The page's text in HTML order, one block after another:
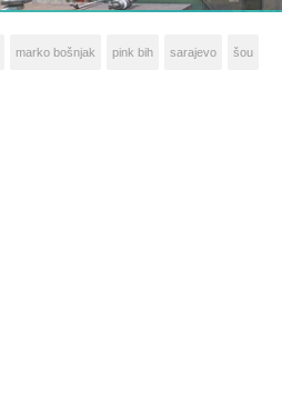
marko bošnjak pink bih sarajevo šou